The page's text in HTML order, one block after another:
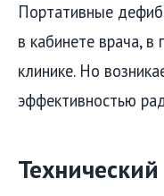
Портативные
в кабинете врача,
клинике. Но
эффективностью